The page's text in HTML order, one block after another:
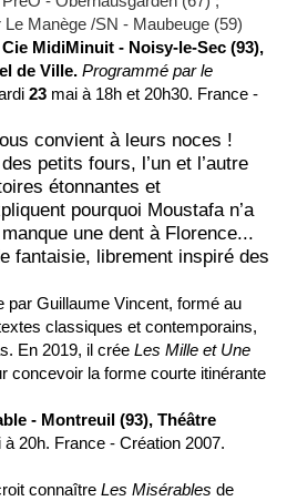
Manège /SN - Maubeuge (59)
Cie MidiMinuit - Noisy-le-Sec (93),
de Ville. Programmé par le
23 mai à 18h et 20h30. France -
convient à leurs noces !
petits fours, l’un et l’autre
étonnantes et
pourquoi Moustafa n’a
une dent à Florence...
fantaisie, librement inspiré des
par Guillaume Vincent, formé au
classiques et contemporains,
En 2019, il crée Les Mille et Une
concevoir la forme courte itinérante
- Montreuil (93), Théâtre
à 20h. France - Création 2007.
connaître Les Misérables de